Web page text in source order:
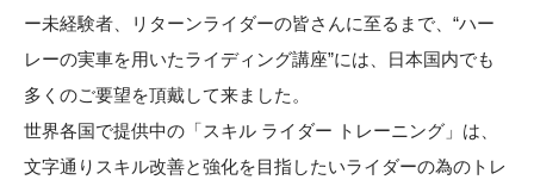
ー未経験者、リターンライダーの皆さんに至るまで、“ハー
レーの実車を用いたライディング講座”には、日本国内でも
多くのご要望を頂戴して来ました。
世界各国で提供中の「スキル ライダー トレーニング」は、
文字通りスキル改善と強化を目指したいライダーの為のトレ